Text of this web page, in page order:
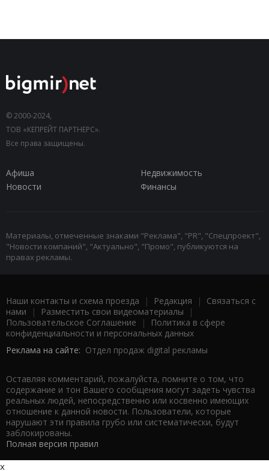
© 2000-2024,
ТОВ «КЕПРЕЙТ ПАРТНЕРС».
Все права защищены.
Афиша
Недвижимость
Новости
Финансы
Материалы, отмеченные знаками "Реклама", "PR", "Спецпроект",
"Новости компаний", "Актуально", "Промо", публикуются на
правах рекламы.
Наши контакты и схема проезда | Редакция | Связаться с
нами | Разместить свои видеоматериалы |
Пользовательское Соглашение |
Политика в сфере
конфиденциальности и персональных данных
Реклама на сайте: Отдел продаж digital рекламы
Оставляя комментарий, пожалуйста, помните о том, что
содержание и тон Вашего сообщения могут задеть чувства
реальных людей, непосредственно или косвенно имеющих
отношение к данной новости. Пользователи, которые
нарушают эти правила грубо или систематически, будут
заблокированы.
Полная версия правил
x